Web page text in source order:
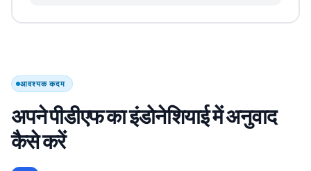
आवश्यक कदम
अपने पीडीएफ का इंडोनेशियाई में अनुवाद
कैसे करें